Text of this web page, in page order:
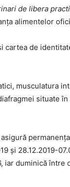
de libera
alimentelor
de
musculatura
situate
permanența
şi 28.12.2019-
duminică între